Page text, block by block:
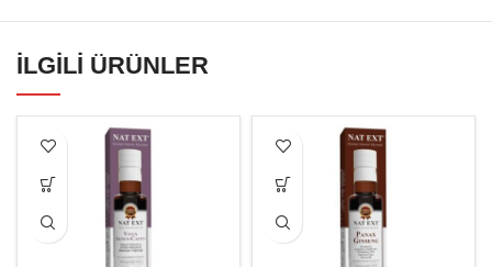
İLGILI ÜRÜNLER